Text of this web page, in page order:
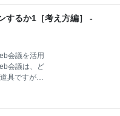
には、「プ
いくべき
ていくので
境下におい
できるよう
ションの方
の対象は
するか1［考え方編］ -
会議を活用
会議は、ど
具ですが、
問題もあ